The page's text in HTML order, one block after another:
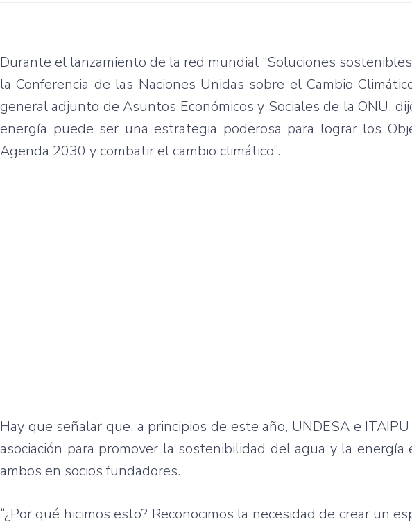
Durante el lanzamiento de la red mundial “Soluciones
la Conferencia de las Naciones Unidas sobre el Cambio
general adjunto de Asuntos Económicos y Sociales de la ONU,
energía puede ser una estrategia poderosa para lograr los
Agenda 2030 y combatir el cambio climático”.
Hay que señalar que, a principios de este año, UNDESA e
asociación para promover la sostenibilidad del agua y la
ambos en socios fundadores.
“¿Por qué hicimos esto? Reconocimos la necesidad de crear un